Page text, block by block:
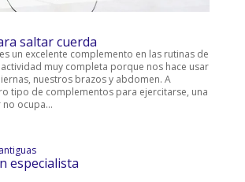
saltar cuerda
un excelente complemento en las rutinas de
actividad muy completa porque nos hace usar
nuestros brazos y abdomen. A
tipo de complementos para ejercitarse, una
ocupa...
especialista